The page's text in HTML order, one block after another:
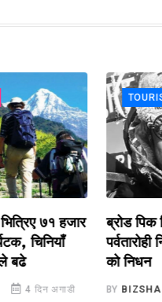
७१ हजार
चिनियाँ
4 दिन अगाडी
TOURISM
ब्रोड पिक
पर्वतारोही
को निधन
BIZSHALA